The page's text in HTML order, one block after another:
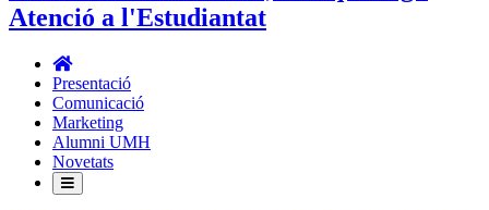
Atenció a l'Estudiantat
Servei
de
Comunicació,
Màrqueting
i
Atenció
a
l'Estudiantat
Presentació
Comunicació
Marketing
Alumni UMH
Novetats